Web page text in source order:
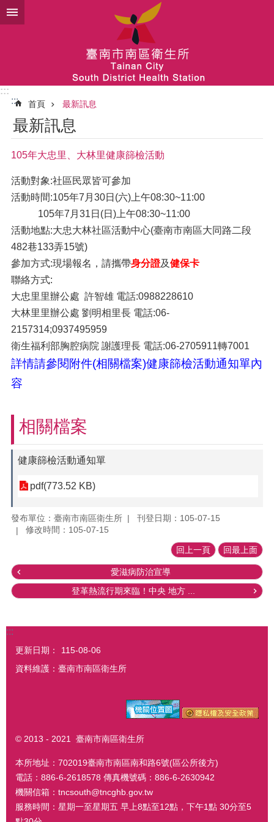
跳到主要內容區塊
:::
:::
首頁 最新訊息
最新訊息
105年大忠里、大林里健康篩檢活動
活動對象:社區民眾皆可參加
活動時間:105年7月30日(六)上午08:30~11:00
105年7月31日(日)上午08:30~11:00
活動地點:大忠大林社區活動中心(臺南市南區大同路二段
482巷133弄15號)
參加方式:現場報名，請攜帶身分證及健保卡
聯絡方式:
大忠里里辦公處 許智雄 電話:0988228610
大林里里辦公處 劉明相里長 電話:06-
2157314;0937495959
衛生福利部胸腔病院 謝護理長 電話:06-2705911轉7001
詳情請參閱附件(相關檔案)健康篩檢活動通知單內
容
相關檔案
健康篩檢活動通知單
pdf(773.52 KB)
發布單位：臺南市南區衛生所
刊登日期：105-07-15
修改時間：105-07-15
回上一頁 回最上面
愛滋病防治宣導
登革熱流行期來臨！中央 地方 ...
:::
更新日期：
115-08-06
資料維護：臺南市南區衛生所
© 2013 - 2021 臺南市南區衛生所
本所地址：702019臺南市南區南和路6號(區公所後方)
電話：886-6-2618578 傳真機號碼：886-6-2630942
機關信箱：tncsouth@tncghb.gov.tw
服務時間：星期一至星期五 早上8點至12點，下午1點 30分至5